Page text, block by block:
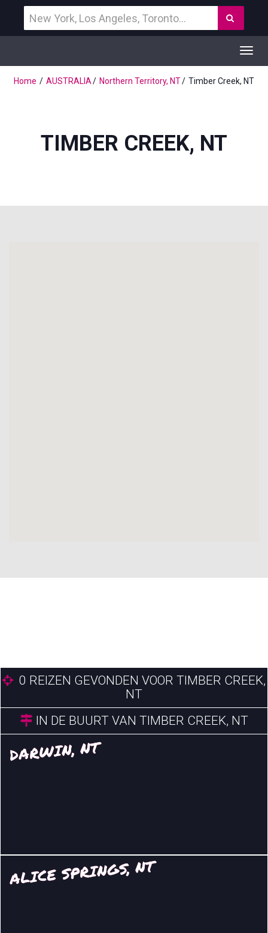
een
bestemming
Home
AUSTRALIA Northern Territory, NT Timber Creek, NT
TIMBER CREEK, NT
0 REIZEN GEVONDEN VOOR TIMBER CREEK,
NT
IN DE BUURT VAN TIMBER CREEK, NT
DARWIN, NT
ALICE SPRINGS, NT